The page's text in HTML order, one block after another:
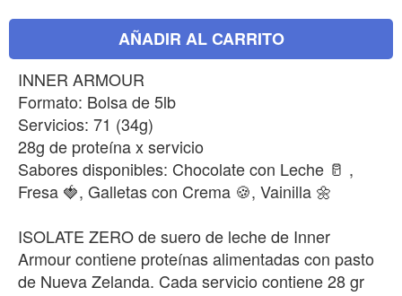
AÑADIR AL CARRITO
INNER ARMOUR
Formato: Bolsa de 5lb
Servicios: 71 (34g)
28g de proteína x servicio
Sabores disponibles: Chocolate con Leche 🥛 ,
Fresa 🍓, Galletas con Crema 🍪, Vainilla 🌼
ISOLATE ZERO de suero de leche de Inner
Armour contiene proteínas alimentadas con pasto
de Nueva Zelanda. Cada servicio contiene 28 gr